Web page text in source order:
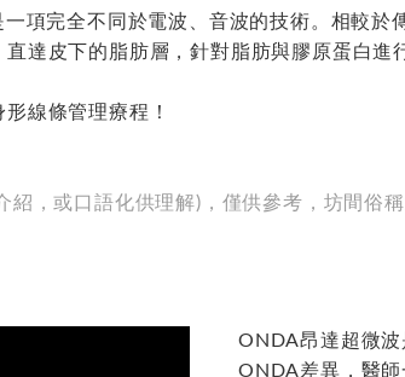
項完全不同於電波、音波的技術。相較於
達皮下的脂肪層，針對脂肪與膠原蛋白進
線條管理療程！
，或口語化供理解)，僅供參考，坊間俗
ONDA昂達超微波
ONDA差異，醫師